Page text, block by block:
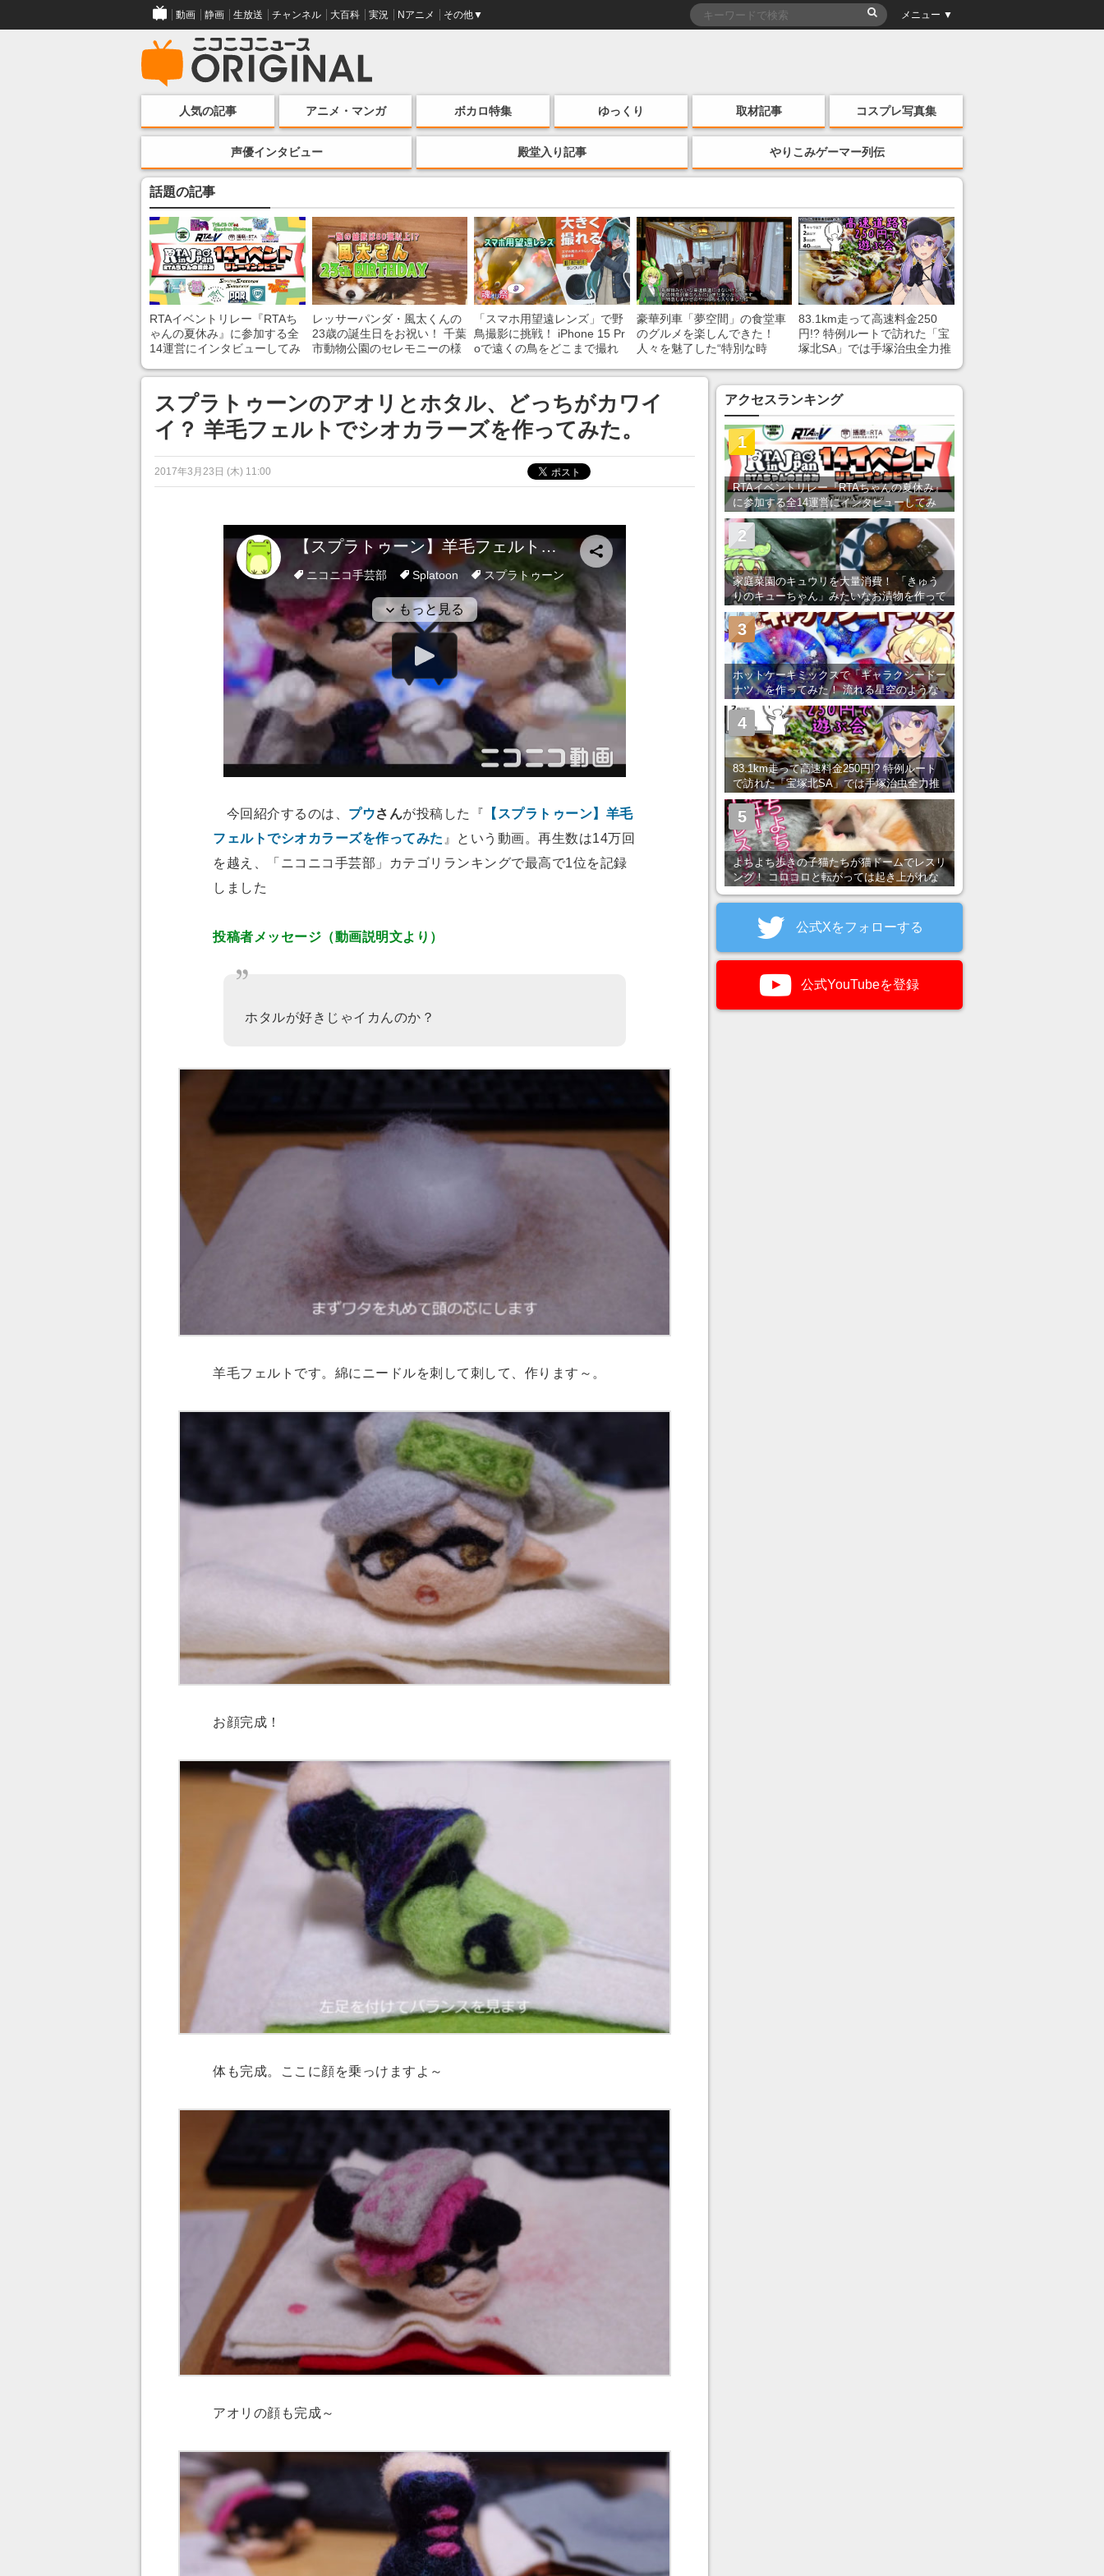
動画 静画 生放送 チャンネル 大百科 実況 Nアニメ その他▼ メニュー ▼
人気の記事 アニメ・マンガ ボカロ特集 ゆっくり 取材記事 コスプレ写真集
声優インタビュー 殿堂入り記事 やりこみゲーマー列伝
話題の記事
RTAイベントリレー『RTAち
ゃんの夏休み』に参加する全
14運営にインタビューしてみ
ンネルの貸し出しを利用し8/9
から1週間にわたって開催
レッサーパンダ・風太くんの
23歳の誕生日をお祝い！ 千葉
市動物公園のセレモニーの様
「スマホ用望遠レンズ」で野
鳥撮影に挑戦！ iPhone 15 Pr
oで遠くの鳥をどこまで撮れ
豪華列車「夢空間」の食堂車
のグルメを楽しんできた！
人々を魅了した“特別な時
あ」「行ってみたい」の声
83.1km走って高速料金250
円!? 特例ルートで訪れた「宝
塚北SA」では手塚治虫全力推
スプラトゥーンのアオリとホタル、どっちがカワイ
イ？ 羊毛フェルトでシオカラーズを作ってみた。
2017年3月23日 (木) 11:00
今回紹介するのは、 プウさんが投稿した『 【スプラトゥーン】羊毛
フェルトでシオカラーズを作ってみた 』という動画。再生数は14万回
を越え、「 ニコニコ手芸部 」カテゴリランキングで最高で1位を記録
しました
投稿者メッセージ（動画説明文より）
ホタルが好きじゃイカんのか？
羊毛フェルトです。綿にニードルを刺して刺して、作ります～。
お顔完成！
体も完成。ここに顔を乗っけますよ～
アオリの顔も完成～
アクセスランキング
RTAイベントリレー『RTAちゃんの夏休み』
に参加する全14運営にインタビューしてみ
た！ 「RTA in Japan」のチャンネルの貸し
出しを利用し8/9から1週間にわたって開催
1
家庭菜園のキュウリを大量消費！ 「きゅう
りのキューちゃん」みたいなお漬物を作って
みた
2
ホットケーキミックスで「ギャラクシードー
ナツ」を作ってみた！ 流れる星空のような
レンチン・レシピを紹介
3
83.1km走って高速料金250円!? 特例ルート
で訪れた「宝塚北SA」では手塚治虫全力推
し＆関西グルメが楽しめる！
4
よちよち歩きの子猫たちが猫ドームでレスリ
ング！ コロコロと転がっては起き上がれな
5
公式Xをフォローする
公式YouTubeを登録